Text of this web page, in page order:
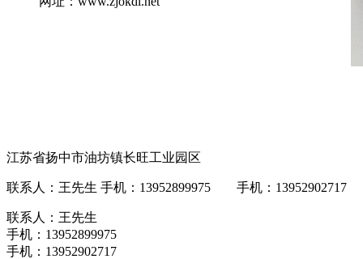
江苏省扬中市油坊镇长旺工业园区
联系人：王先生 手机：13952899975 手机：
联系人：王先生
手机：13952899975
手机：13952902717